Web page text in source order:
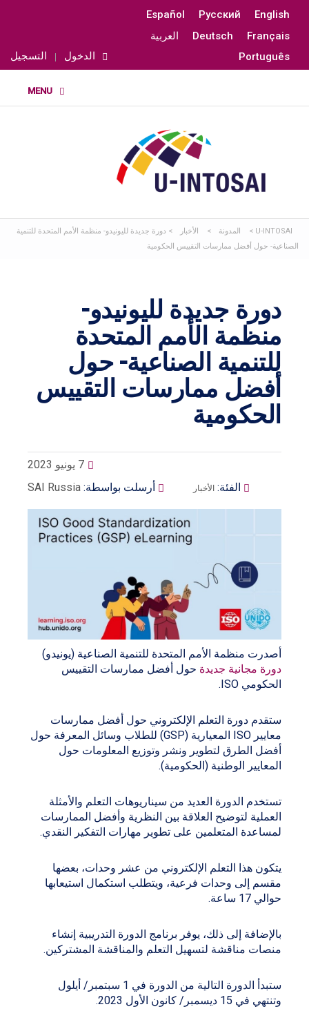
English
Русский
Español
Français
Deutsch
العربية
Português
الدخول التسجيل
U-INTOSAI
> المدونة > الأخبار > دورة جديدة لليونيدو- منظمة الأمم المتحدة للتنمية
الصناعية- حول أفضل ممارسات التقييس الحكومية
دورة جديدة لليونيدو-
منظمة الأمم المتحدة
للتنمية الصناعية- حول
أفضل ممارسات التقييس
الحكومية
7 يونيو 2023
أرسلت بواسطة: SAI Russia الفئة: الأخبار
أصدرت منظمة الأمم المتحدة للتنمية الصناعية (يونيدو)
دورة مجانية جديدة حول أفضل ممارسات التقييس
الحكومي ISO.
ستقدم دورة التعلم الإلكتروني حول أفضل ممارسات
معايير ISO المعيارية (GSP) للطلاب وسائل المعرفة حول
أفضل الطرق لتطوير ونشر وتوزيع المعلومات حول
المعايير الوطنية (الحكومية).
تستخدم الدورة العديد من سيناريوهات التعلم والأمثلة
العملية لتوضيح العلاقة بين النظرية وأفضل الممارسات
لمساعدة المتعلمين على تطوير مهارات التفكير النقدي.
يتكون هذا التعلم الإلكتروني من عشر وحدات، بعضها
مقسم إلى وحدات فرعية، ويتطلب استكمال استيعابها
حوالي 17 ساعة.
بالإضافة إلى ذلك، يوفر برنامج الدورة التدريبية إنشاء
منصات مناقشة لتسهيل التعلم والمناقشة المشتركين.
ستبدأ الدورة التالية من الدورة في 1 سبتمبر/ أيلول
وتنتهي في 15 ديسمبر/ كانون الأول 2023.